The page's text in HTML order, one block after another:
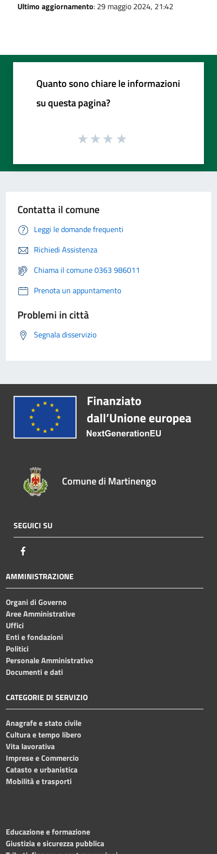
Ultimo aggiornamento: 29 maggio 2024, 21:42
Quanto sono chiare le informazioni
su questa pagina?
Contatta il comune
Leggi le domande frequenti
Richiedi Assistenza
Chiama il comune 0363 986011
Prenota un appuntamento
Problemi in città
Segnala disservizio
Comune di Martinengo
SEGUICI SU
AMMINISTRAZIONE
Organi di Governo
Aree Amministrative
Uffici
Enti e fondazioni
Politici
Personale Amministrativo
Documenti e dati
CATEGORIE DI SERVIZIO
Anagrafe e stato civile
Cultura e tempo libero
Vita lavorativa
Imprese e Commercio
Catasto e urbanistica
Mobilità e trasporti
Educazione e formazione
Giustizia e sicurezza pubblica